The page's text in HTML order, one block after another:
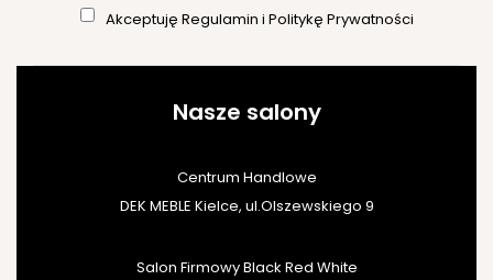
Akceptuję Regulamin i Politykę Prywatności
Nasze salony
Centrum Handlowe
DEK MEBLE Kielce, ul.Olszewskiego 9
Salon Firmowy Black Red White